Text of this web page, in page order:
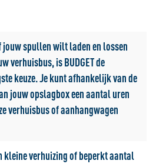
jouw spullen wilt laden en lossen
verhuisbus, is BUDGET de
keuze. Je kunt afhankelijk van de
jouw opslagbox een aantal uren
verhuisbus of aanhangwagen
kleine verhuizing of beperkt aantal